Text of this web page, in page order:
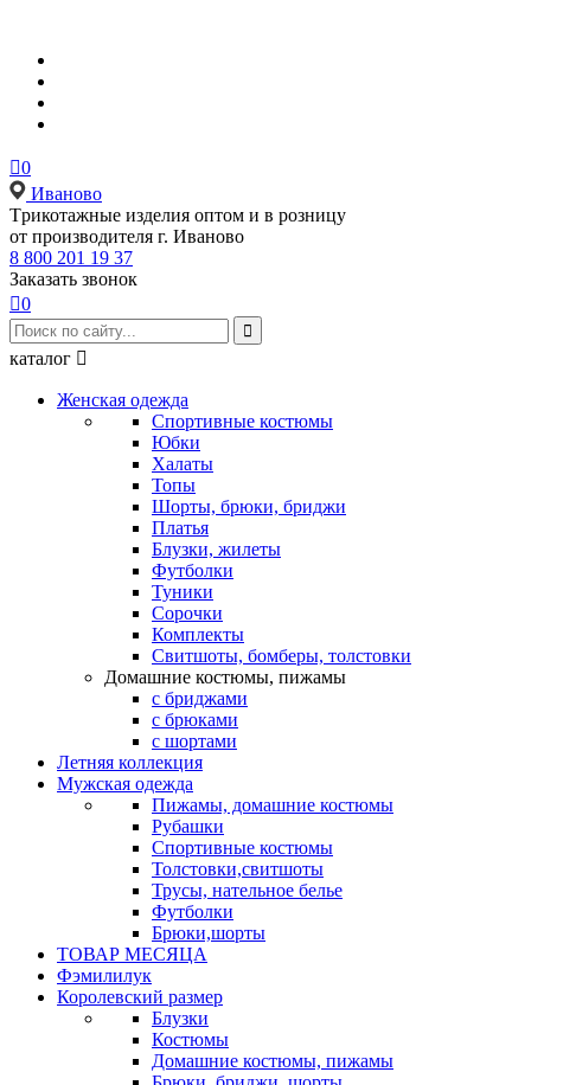
0
Иваново
Tрикотажные изделия оптом и в розницу
от производителя г. Иваново
8 800 201 19 37
Заказать звонок
0

каталог 
Женская одежда
Спортивные костюмы
Юбки
Халаты
Топы
Шорты, брюки, бриджи
Платья
Блузки, жилеты
Футболки
Туники
Сорочки
Комплекты
Свитшоты, бомберы, толстовки
Домашние костюмы, пижамы
с бриджами
с брюками
с шортами
Летняя коллекция
Мужская одежда
Пижамы, домашние костюмы
Рубашки
Спортивные костюмы
Толстовки,свитшоты
Трусы, нательное белье
Футболки
Брюки,шорты
ТОВАР МЕСЯЦА
Фэмилилук
Королевский размер
Блузки
Костюмы
Домашние костюмы, пижамы